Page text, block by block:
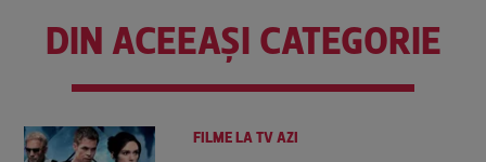
DIN ACEEAȘI CATEGORIE
FILME LA TV AZI